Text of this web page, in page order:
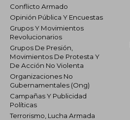
Conflicto Armado
Opinión Pública Y Encuestas
Grupos Y Movimientos
Revolucionarios
Grupos De Presión,
Movimientos De Protesta Y
De Acción No Violenta
Organizaciones No
Gubernamentales (Ong)
Campañas Y Publicidad
Políticas
Terrorismo, Lucha Armada